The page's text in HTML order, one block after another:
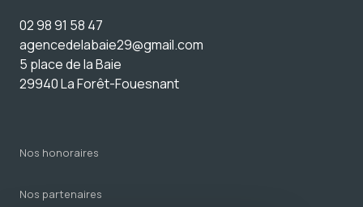
02 98 91 58 47
agencedelabaie29@gmail.com
5 place de la Baie
29940 La Forêt-Fouesnant
nos honoraires
nos partenaires